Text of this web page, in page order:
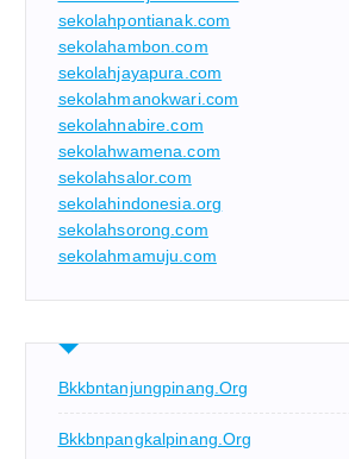
sekolahpontianak.com
sekolahambon.com
sekolahjayapura.com
sekolahmanokwari.com
sekolahnabire.com
sekolahwamena.com
sekolahsalor.com
sekolahindonesia.org
sekolahsorong.com
sekolahmamuju.com
Bkkbntanjungpinang.org
Bkkbnpangkalpinang.org